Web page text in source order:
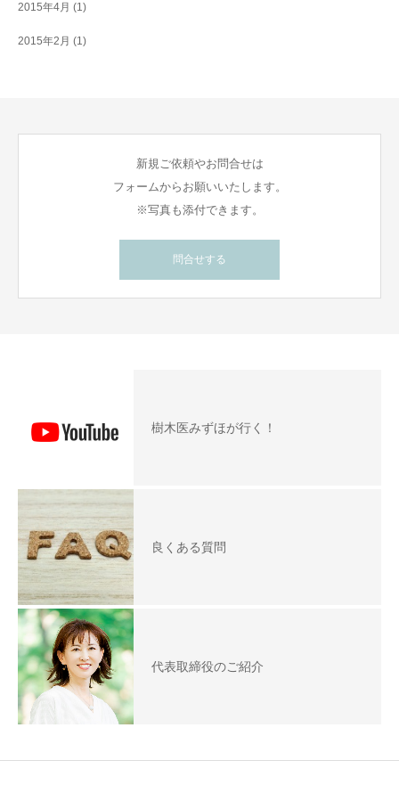
2015年4月 (1)
2015年2月 (1)
新規ご依頼やお問合せは
フォームからお願いいたします。
※写真も添付できます。
問合せする
樹木医みずほが行く！
良くある質問
代表取締役のご紹介